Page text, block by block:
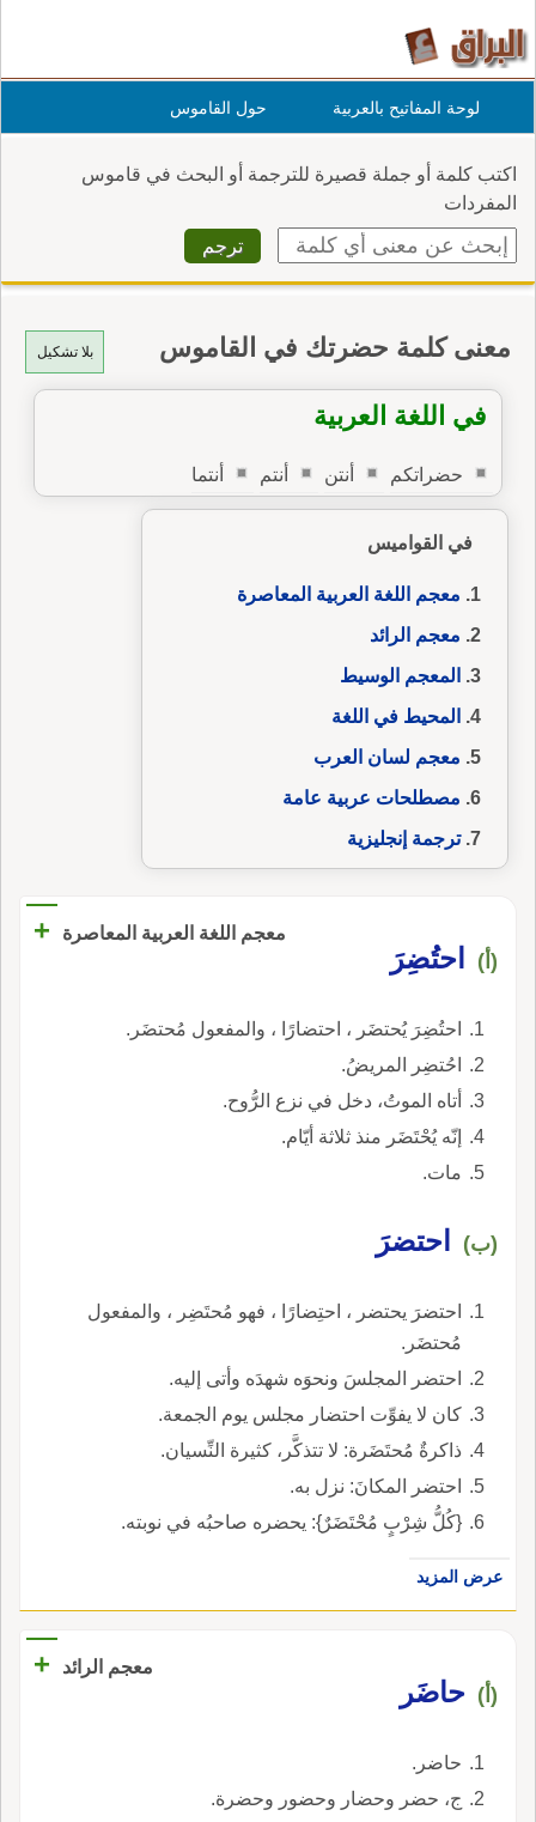
لوحة المفاتيح بالعربية حول القاموس
اكتب كلمة أو جملة قصيرة للترجمة أو البحث في قاموس
المفردات
بلا تشكيل معنى كلمة حضرتك في القاموس
في اللغة العربية
حضراتكم أنتن أنتم أنتما
في القواميس
معجم اللغة العربية المعاصرة
معجم الرائد
المعجم الوسيط
المحيط في اللغة
معجم لسان العرب
مصطلحات عربية عامة
ترجمة إنجليزية
معجم اللغة العربية المعاصرة +
(أ) احتُضِرَ
احتُضِرَ يُحتضَر ، احتضارًا ، والمفعول مُحتضَر.
احُتضِر المريضُ.
أتاه الموتُ، دخل في نزع الرُّوح.
إنّه يُحْتَضَر منذ ثلاثة أيّام.
مات.
(ب) احتضرَ
احتضرَ يحتضر ، احتِضارًا ، فهو مُحتَضِر ، والمفعول
مُحتضَر.
احتضر المجلسَ ونحوَه شهدَه وأتى إليه.
كان لا يفوِّت احتضار مجلس يوم الجمعة.
ذاكرةٌ مُحتَضَرة: لا تتذكَّر، كثيرة النِّسيان.
احتضر المكانَ: نزل به.
{كُلُّ شِرْبٍ مُحْتَضَرٌ}: يحضره صاحبُه في نوبته.
عرض المزيد
معجم الرائد +
(أ) حاضَر
حاضر.
ج، حضر وحضار وحضور وحضرة.